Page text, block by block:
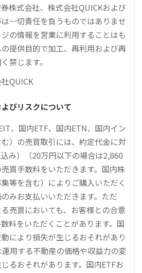
株式会社、株式会社QUICKおよび
一切責任を負うものではありませ
の情報を営業に利用することはも
提供目的で加工、再利用および再
禁じます。
QUICK
びリスクについて
、国内ETF、国内ETN、国内イン
）の売買取引には、約定代金に対
み）（20万円以下の場合は2,860
買手数料をいただきます。国内株
等を含む）によりご購入いただく
みお支払いいただきます。ただ
売買においても、お客様との合意
料をいただくことがあります。国
により損失が生じるおそれがあり
運用する不動産の価格や収益力の変
るおそれがあります。国内ETFお